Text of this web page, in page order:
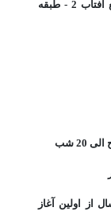
استان گلستان - گرگان - خیابان سرخواجه - مجتمع آفتاب 2 - طبقه
اولین آغاز